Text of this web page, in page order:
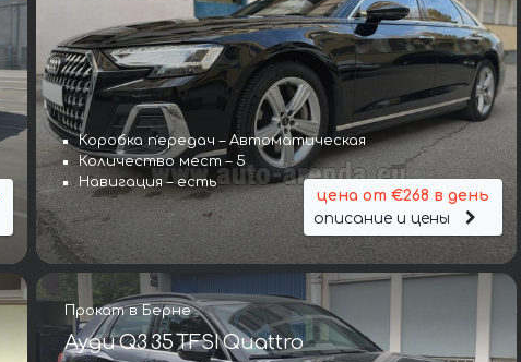
Коробка передач – Автоматическая
Количество мест – 5
Навигация – есть
цена от €268 в день
описание и цены
Прокат в Берне
Ауди Q3 35 TFSI Quattro